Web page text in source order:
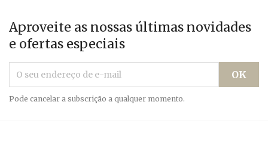
Aproveite as nossas últimas novidades
e ofertas especiais
Pode cancelar a subscrição a qualquer momento.